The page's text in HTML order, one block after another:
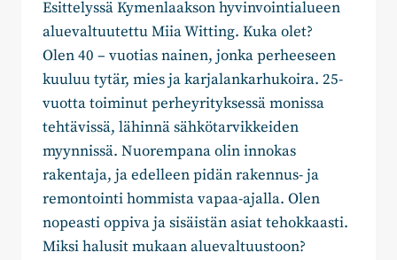
Esittelyssä Kymenlaakson hyvinvointialueen
aluevaltuutettu Miia Witting. Kuka olet?
Olen 40 – vuotias nainen, jonka perheeseen
kuuluu tytär, mies ja karjalankarhukoira. 25-
vuotta toiminut perheyrityksessä monissa
tehtävissä, lähinnä sähkötarvikkeiden
myynnissä. Nuorempana olin innokas
rakentaja, ja edelleen pidän rakennus- ja
remontointi hommista vapaa-ajalla. Olen
nopeasti oppiva ja sisäistän asiat tehokkaasti.
Miksi halusit mukaan aluevaltuustoon?